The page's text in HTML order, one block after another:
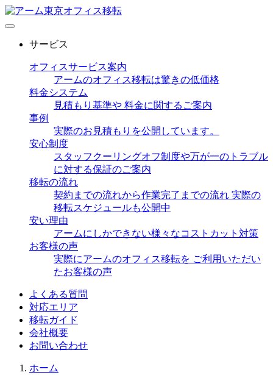
サービス
オフィスサービス案内
アームのオフィス移転は驚きの低価格
料金システム
見積もり基準や 料金に関するご案内
事例
実際のお見積もりを公開しています。
安心制度
スタッフクーリングオフ制度や万が一のトラブル
に対する保証のご案内
移転の流れ
契約までの流れから作業完了までの流れ 実際の
移転スケジュールも公開中
安い理由
アームにしかできない様々なコストカット対策
お客様の声
実際にアームのオフィス移転を ご利用いただい
たお客様の声
よくある質問
対応エリア
移転ガイド
会社概要
お問い合わせ
ホーム